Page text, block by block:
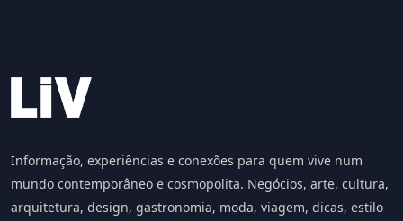
Informação, experiências e conexões para quem vive num
mundo contemporâneo e cosmopolita. Negócios, arte, cultura,
arquitetura, design, gastronomia, moda, viagem, dicas, estilo